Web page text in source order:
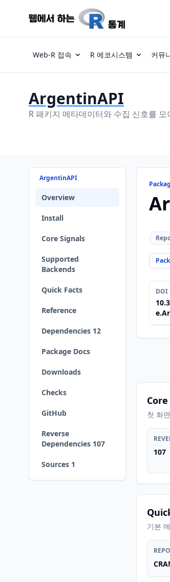
Web-R 접속 R 에코시스템 커뮤
ArgentinAPI
R 패키지 메타데이터와 수집 신호를 모
ArgentinAPI
Overview
Install
Core Signals
Supported
Backends
Quick Facts
Reference
Dependencies 12
Package Docs
Downloads
Checks
GitHub
Reverse
Dependencies 107
Sources 1
DOI
첫 화
107
기본